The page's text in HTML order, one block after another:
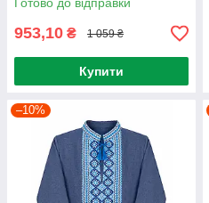
953,10 ₴ 1 059 ₴
Купити
–10%